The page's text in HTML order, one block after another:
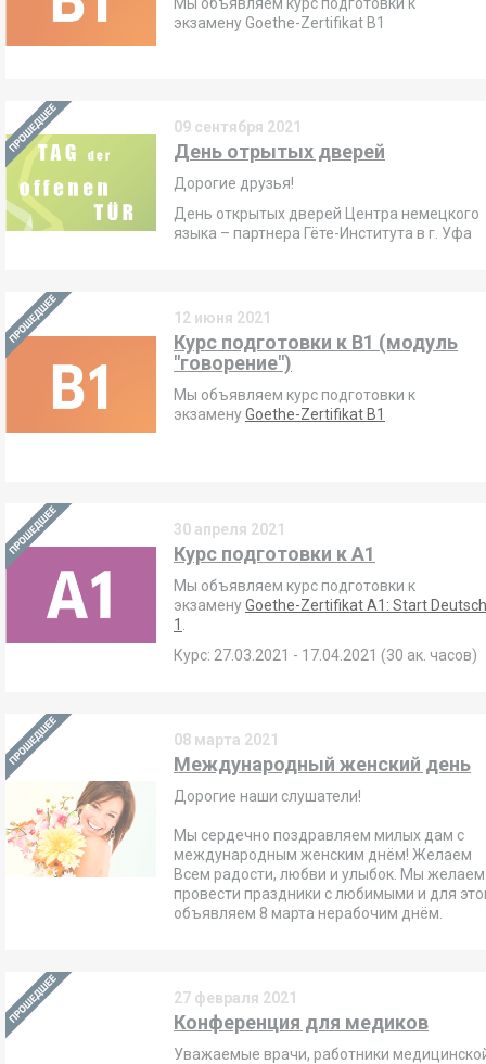
экзамену Goethe-Zertifikat B1
09 сентября 2021
День отрытых дверей
Дорогие друзья!
День открытых дверей Центра немецкого
языка – партнера Гёте-Института в г. Уфа
12 июня 2021
Курс подготовки к B1 (модуль
"говорение")
Мы объявляем курс подготовки к
экзаменуGoethe-Zertifikat B1
30 апреля 2021
Курс подготовки к A1
Мы объявляем курс подготовки к
экзаменуGoethe-Zertifikat A1: Start Deutsch
1
Курс: 27.03.2021 - 17.04.2021 (30 ак. часов)
08 марта 2021
Международный женский день
Дорогие наши слушатели!
Мы сердечно поздравляем милых дам с
международным женским днём! Желаем
Всем радости, любви и улыбок. Мы желаем
провести праздники с любимыми и для
объявляем 8 марта нерабочим днём.
27 февраля 2021
Конференция для медиков
Уважаемые врачи, работники